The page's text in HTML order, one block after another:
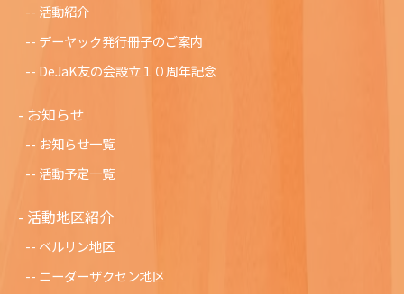
活動紹介
デーヤック発行冊子のご案内
DeJaK友の会設立１０周年記念
お知らせ
お知らせ一覧
活動予定一覧
活動地区紹介
ベルリン地区
ニーダーザクセン地区